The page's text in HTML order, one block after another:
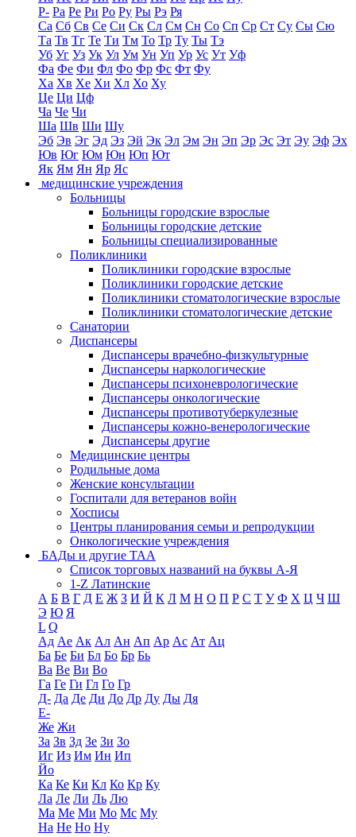
Р- Ра Ре Ри Ро Ру Ры Рэ Ря
Са Сб Св Се Си Ск Сл См Сн Со Сп Ср Ст Су Сы Сю
Та Тв Тг Те Ти Тм То Тр Ту Ты Тэ
Уб Уг Уз Ук Ул Ум Ун Уп Ур Ус Ут Уф
Фа Фе Фи Фл Фо Фр Фс Фт Фу
Ха Хв Хе Хи Хл Хо Ху
Це Ци Цф
Ча Че Чи
Ша Шв Ши Шу
Эб Эв Эг Эд Эз Эй Эк Эл Эм Эн Эп Эр Эс Эт Эу Эф Эх
Юв Юг Юм Юн Юп Ют
Як Ям Ян Яр Яс
медицинские учреждения
Больницы
Больницы городские взрослые
Больницы городские детские
Больницы специализированные
Поликлиники
Поликлиники городские взрослые
Поликлиники городские детские
Поликлиники стоматологические взрослые
Поликлиники стоматологические детские
Санатории
Диспансеры
Диспансеры врачебно-физкультурные
Диспансеры наркологические
Диспансеры психоневрологические
Диспансеры онкологические
Диспансеры противотуберкулезные
Диспансеры кожно-венерологические
Диспансеры другие
Медицинские центры
Родильные дома
Женские консультации
Госпитали для ветеранов войн
Хосписы
Центры планирования семьи и репродукции
Онкологические учреждения
БАДы и другие ТАА
Список торговых названий на буквы А-Я
1-Z Латинские
А Б В Г Д Е Ж З И Й К Л М Н О П Р С Т У Ф Х Ц Ч Ш
Э Ю Я
L Q
Ад Ае Ак Ал Ан Ап Ар Ас Ат Ац
Ба Бе Би Бл Бо Бр Бь
Ва Ве Ви Во
Га Ге Ги Гл Го Гр
Д- Да Де Ди До Др Ду Ды Дя
Е-
Же Жи
За Зв Зд Зе Зи Зо
Иг Из Им Ин Ип
Йо
Ка Ке Ки Кл Ко Кр Ку
Ла Ле Ли Ль Лю
Ма Ме Ми Мо Мс Му
На Не Но Ну